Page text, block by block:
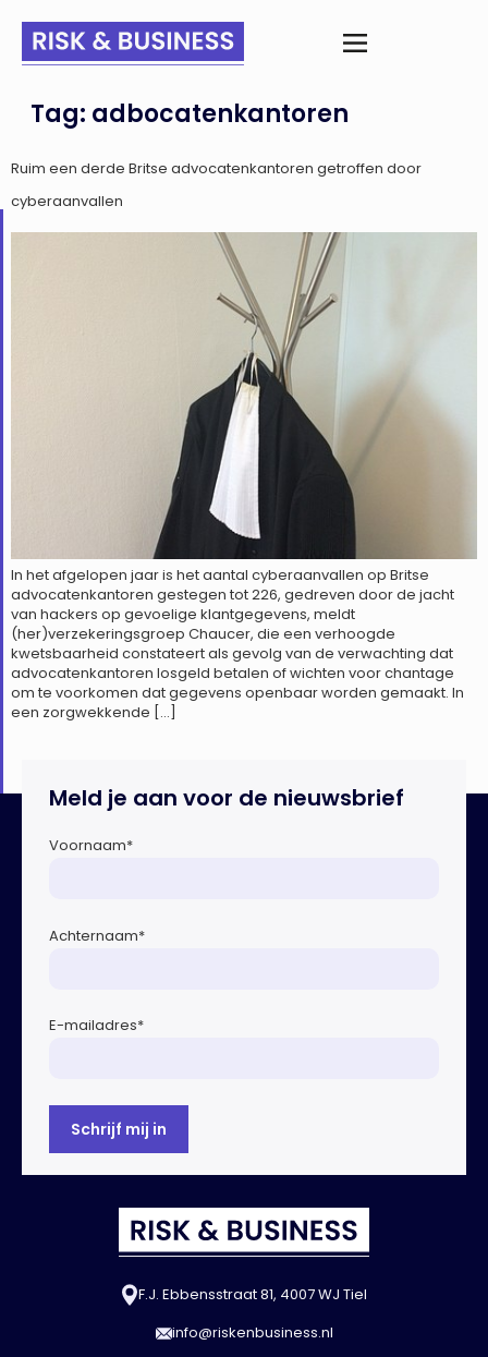
Tag: adbocatenkantoren
Ruim een derde Britse advocatenkantoren getroffen door
cyberaanvallen
In het afgelopen jaar is het aantal cyberaanvallen op Britse
advocatenkantoren gestegen tot 226, gedreven door de jacht
van hackers op gevoelige klantgegevens, meldt
(her)verzekeringsgroep Chaucer, die een verhoogde
kwetsbaarheid constateert als gevolg van de verwachting dat
advocatenkantoren losgeld betalen of wichten voor chantage
om te voorkomen dat gegevens openbaar worden gemaakt. In
een zorgwekkende […]
Meld je aan voor de nieuwsbrief
Voornaam*
Achternaam*
E-mailadres*
F.J. Ebbensstraat 81, 4007 WJ Tiel
info@riskenbusiness.nl